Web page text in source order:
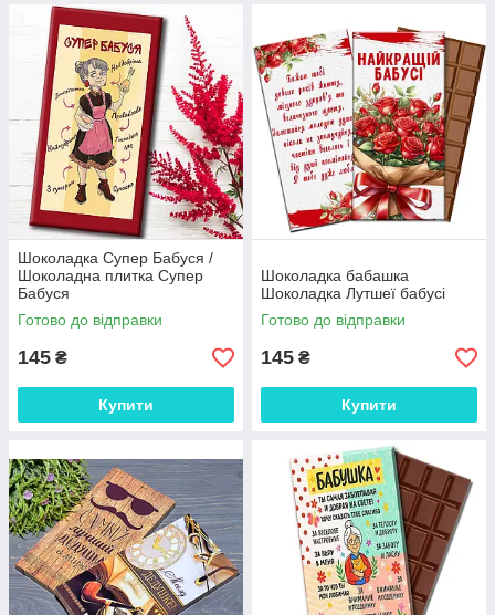
Шоколадка Супер Бабуся /
Шоколадна плитка Супер
Бабуся
Готово до відправки
145 ₴
Купити
Шоколадка бабашка
Шоколадка Лутшеї бабусі
Готово до відправки
145 ₴
Купити